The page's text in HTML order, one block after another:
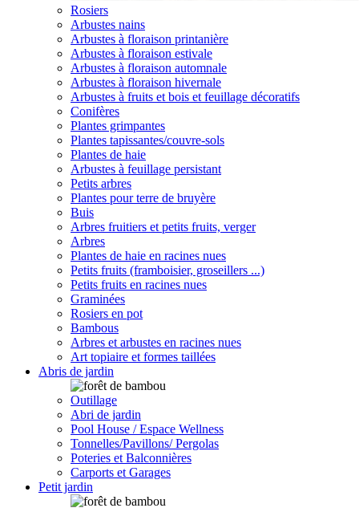
Rosiers
Arbustes nains
Arbustes à floraison printanière
Arbustes à floraison estivale
Arbustes à floraison automnale
Arbustes à floraison hivernale
Arbustes à fruits et bois et feuillage décoratifs
Conifères
Plantes grimpantes
Plantes tapissantes/couvre-sols
Plantes de haie
Arbustes à feuillage persistant
Petits arbres
Plantes pour terre de bruyère
Buis
Arbres fruitiers et petits fruits, verger
Arbres
Plantes de haie en racines nues
Petits fruits (framboisier, groseillers ...)
Petits fruits en racines nues
Graminées
Rosiers en pot
Bambous
Arbres et arbustes en racines nues
Art topiaire et formes taillées
Abris de jardin
Outillage
Abri de jardin
Pool House / Espace Wellness
Tonnelles/Pavillons/ Pergolas
Poteries et Balconnières
Carports et Garages
Petit jardin